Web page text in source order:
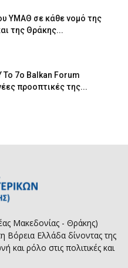
ΥΜΑΘ σε κάθε νομό της
της Θράκης...
7ο Balkan Forum
προοπτικές της...
Μακεδονίας - Θράκης)
Βόρεια Ελλάδα δίνοντας της
και ρόλο στις πολιτικές και